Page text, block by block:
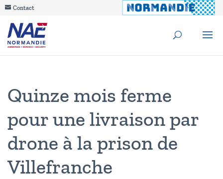
Contact
Quinze mois ferme
pour une livraison par
drone à la prison de
Villefranche